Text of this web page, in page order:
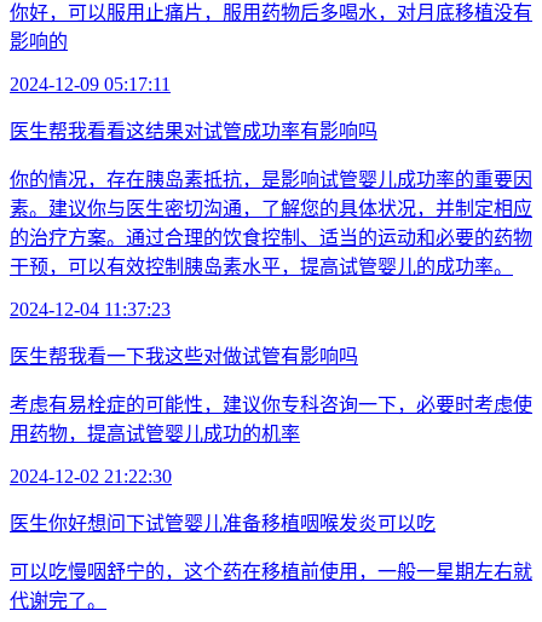
你好，可以服用止痛片，服用药物后多喝水，对月底移植没有
影响的
2024-12-09 05:17:11
医生帮我看看这结果对试管成功率有影响吗
你的情况，存在胰岛素抵抗，是影响试管婴儿成功率的重要因
素。建议你与医生密切沟通，了解您的具体状况，并制定相应
的治疗方案。通过合理的饮食控制、适当的运动和必要的药物
干预，可以有效控制胰岛素水平，提高试管婴儿的成功率。
2024-12-04 11:37:23
医生帮我看一下我这些对做试管有影响吗
考虑有易栓症的可能性，建议你专科咨询一下，必要时考虑使
用药物，提高试管婴儿成功的机率
2024-12-02 21:22:30
医生你好想问下试管婴儿准备移植咽喉发炎可以吃
可以吃慢咽舒宁的，这个药在移植前使用，一般一星期左右就
代谢完了。